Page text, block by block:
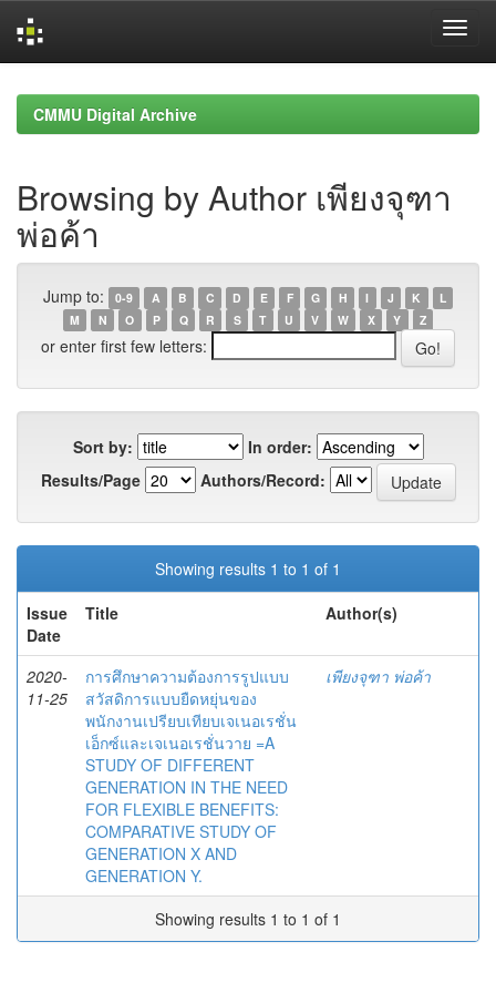
navigationCMMU Digital Archive
Browsing by Author เพียงจุฑา
พ่อค้า
Jump to: 0-9 A B C D E F G H I J K
L
M
N O P Q R S T U V W X Y Z
or enter first few letters:
Sort by:
In order:
Results/Page
Authors/Record:
Showing results 1 to 1 of 1
Issue
Date
Title Author(s)
2020-
11-25
การศึกษาความต้องการรูปแบบ
สวัสดิการแบบยืดหยุ่นของ
พนักงานเปรียบเทียบเจเนอเรชั่น
เอ็กซ์และเจเนอเรชั่นวาย =A
STUDY OF DIFFERENT
GENERATION IN THE NEED
FOR FLEXIBLE BENEFITS:
COMPARATIVE STUDY OF
GENERATION X AND
GENERATION Y.
เพียงจุฑา พ่อค้า
Showing results 1 to 1 of 1